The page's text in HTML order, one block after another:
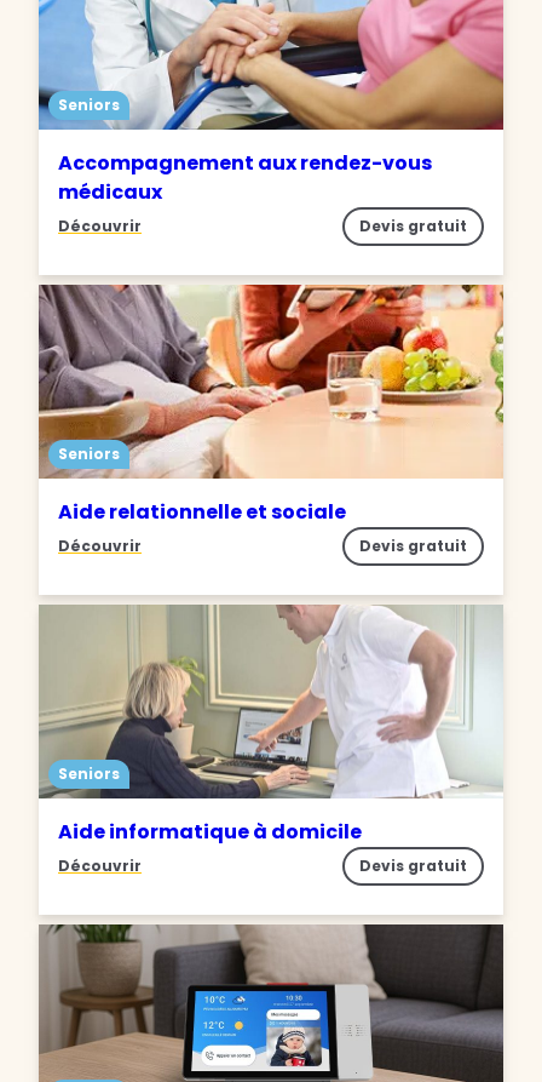
Seniors
Accompagnement aux rendez-vous
médicaux
Découvrir Devis gratuit
Seniors
Aide relationnelle et sociale
Découvrir Devis gratuit
Seniors
Aide informatique à domicile
Découvrir Devis gratuit